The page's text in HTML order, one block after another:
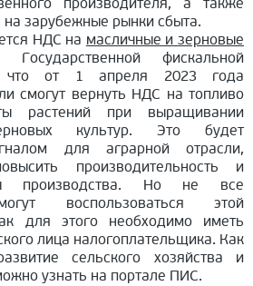
зарубежные рынки сбыта.
НДС на масличные и зерновые
фискальной
что от 1 апреля 2023 года
смогут вернуть НДС на топливо
растений при выращивании
культур. Это будет
для аграрной отрасли,
производительность и
производства. Но не все
воспользоваться этой
для этого необходимо иметь
лица налогоплательщика. Как
сельского хозяйства и
узнать на портале ПИС.